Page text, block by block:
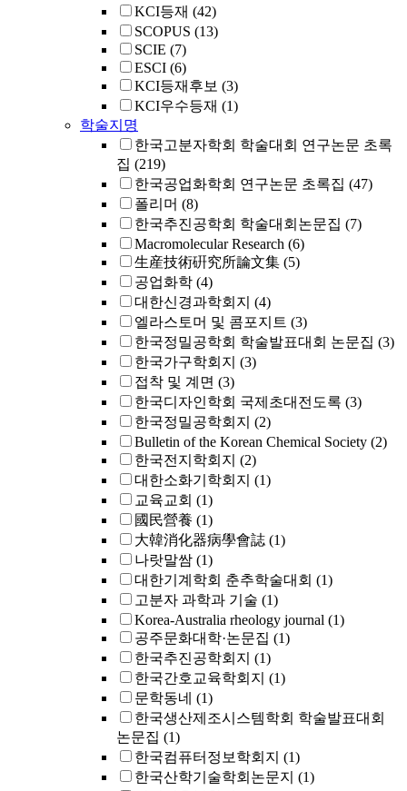
KCI등재 (42)
SCOPUS (13)
SCIE (7)
ESCI (6)
KCI등재후보 (3)
KCI우수등재 (1)
학술지명
한국고분자학회 학술대회 연구논문 초록
집 (219)
한국공업화학회 연구논문 초록집 (47)
폴리머 (8)
한국추진공학회 학술대회논문집 (7)
Macromolecular Research (6)
生産技術硏究所論文集 (5)
공업화학 (4)
대한신경과학회지 (4)
엘라스토머 및 콤포지트 (3)
한국정밀공학회 학술발표대회 논문집 (3)
한국가구학회지 (3)
접착 및 계면 (3)
한국디자인학회 국제초대전도록 (3)
한국정밀공학회지 (2)
Bulletin of the Korean Chemical Society (2)
한국전지학회지 (2)
대한소화기학회지 (1)
교육교회 (1)
國民營養 (1)
大韓消化器病學會誌 (1)
나랏말쌈 (1)
대한기계학회 춘추학술대회 (1)
고분자 과학과 기술 (1)
Korea-Australia rheology journal (1)
공주문화대학·논문집 (1)
한국추진공학회지 (1)
한국간호교육학회지 (1)
문학동네 (1)
한국생산제조시스템학회 학술발표대회
논문집 (1)
한국컴퓨터정보학회지 (1)
한국산학기술학회논문지 (1)